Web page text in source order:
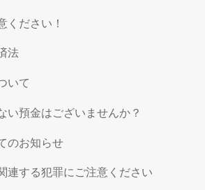
ください！
法
いて
い預金はございませんか？
のお知らせ
連する犯罪にご注意ください